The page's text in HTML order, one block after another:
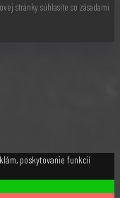
stránky súhlasíte so zásadami
poskytovanie funkcií